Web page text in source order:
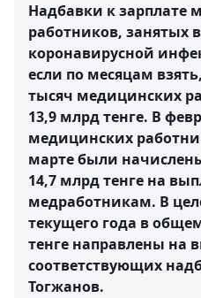
Надбавки к зарплате
работников, занятых
коронавирусной
если по месяцам
тысяч медицинских
13,9 млрд тенге. В
медицинских
марте были
14,7 млрд тенге на
медработникам. В
текущего года в
тенге направлены на
соответствующих
Тогжанов.